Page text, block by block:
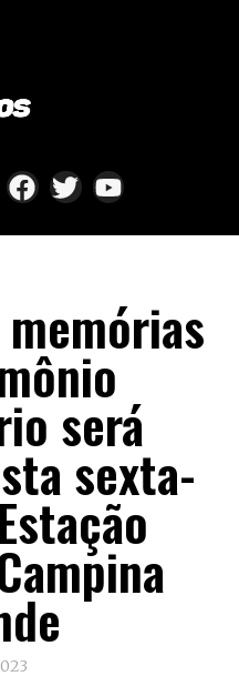
será
sexta-